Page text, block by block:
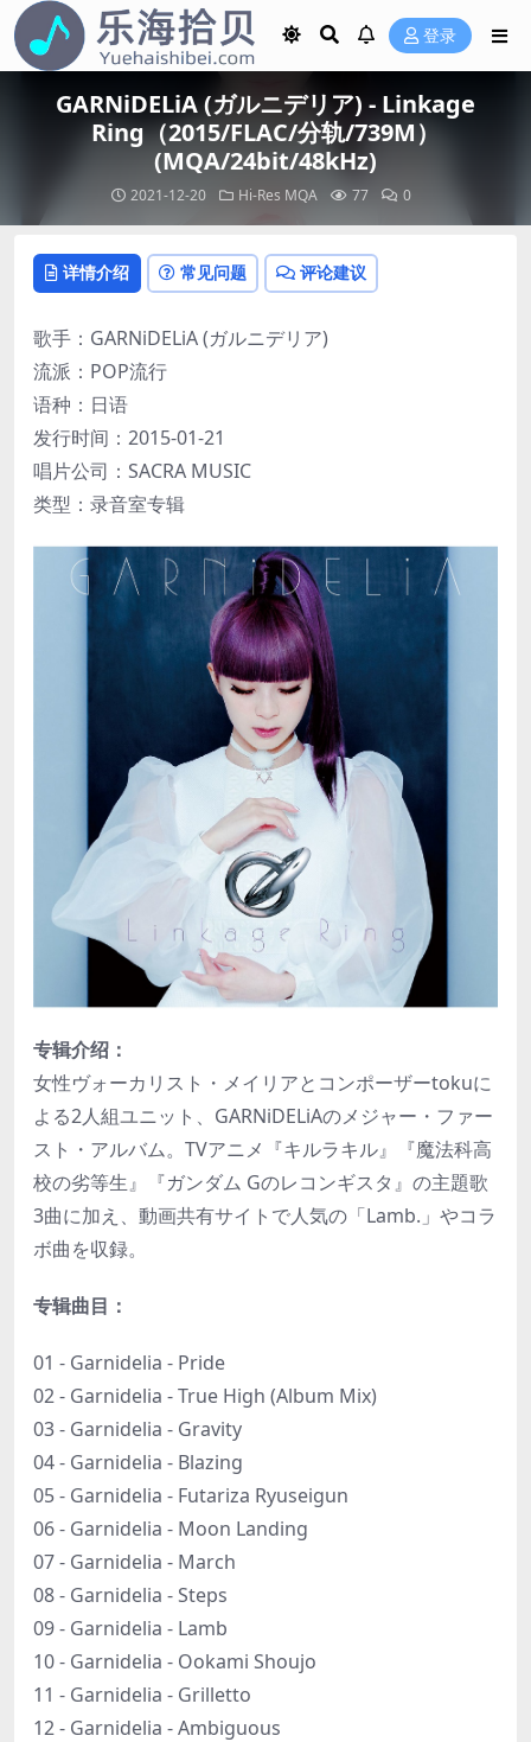
登录
GARNiDELiA (ガルニデリア) - Linkage
Ring（2015/FLAC/分轨/739M）
(MQA/24bit/48kHz)
2021-12-20 Hi-Res MQA 77 0
详情介绍 常见问题 评论建议
歌手：GARNiDELiA (ガルニデリア)
流派：POP流行
语种：日语
发行时间：2015-01-21
唱片公司：SACRA MUSIC
类型：录音室专辑
专辑介绍：
女性ヴォーカリスト・メイリアとコンポーザーtokuに
よる2人組ユニット、GARNiDELiAのメジャー・ファー
スト・アルバム。TVアニメ『キルラキル』『魔法科高
校の劣等生』『ガンダム Gのレコンギスタ』の主題歌
3曲に加え、動画共有サイトで人気の「Lamb.」やコラ
ボ曲を収録。
专辑曲目：
01 - Garnidelia - Pride
02 - Garnidelia - True High (Album Mix)
03 - Garnidelia - Gravity
04 - Garnidelia - Blazing
05 - Garnidelia - Futariza Ryuseigun
06 - Garnidelia - Moon Landing
07 - Garnidelia - March
08 - Garnidelia - Steps
09 - Garnidelia - Lamb
10 - Garnidelia - Ookami Shoujo
11 - Garnidelia - Grilletto
12 - Garnidelia - Ambiguous